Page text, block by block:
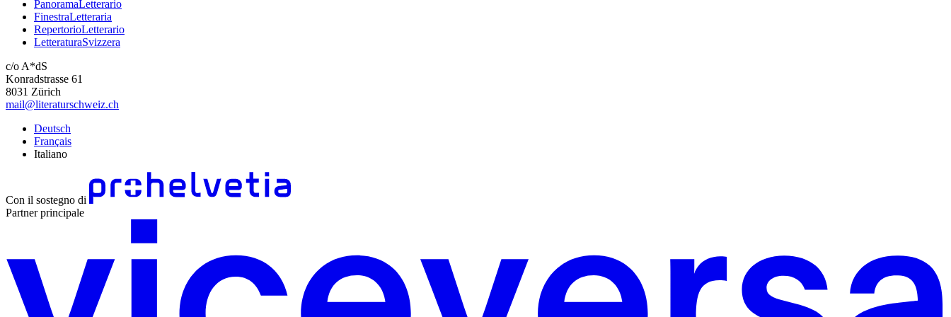
PanoramaLetterario
FinestraLetteraria
RepertorioLetterario
LetteraturaSvizzera
c/o A*dS
Konradstrasse 61
8031 Zürich
mail@literaturschweiz.ch
Deutsch
Français
Italiano
Con il sostegno di
Partner principale